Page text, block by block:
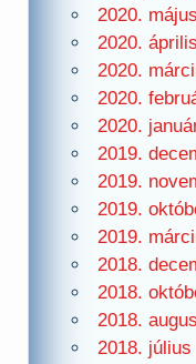
2020. május
2020. április
2020.
2020.
2020.
2019.
2019.
2019.
2019.
2018.
2018.
2018.
2018. július